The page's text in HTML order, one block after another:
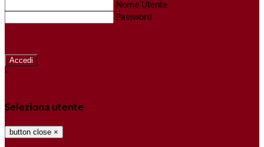
Nome Utente
Password
-
Seleziona utente
button close ×